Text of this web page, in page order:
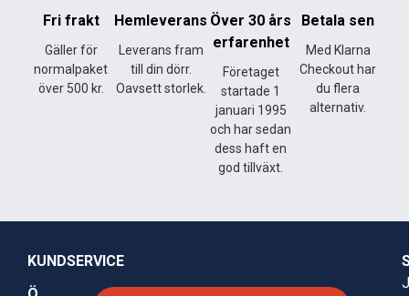
Fri frakt
Gäller för
normalpaket
över 500 kr.
Hemleverans
Leverans fram
till din dörr.
Oavsett storlek.
Över 30 års
erfarenhet
Företaget
startade 1
januari 1995
och har sedan
dess haft en
god tillväxt.
Betala sen
Med Klarna
Checkout har
du flera
alternativ.
KUNDSERVICE